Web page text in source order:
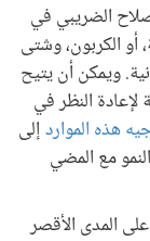
الضريبي في
الكربون، وشتى
ويمكن أن يتيح
لإعادة النظر في
هذه المواردإلى
مع المضي
المدى الأقصر